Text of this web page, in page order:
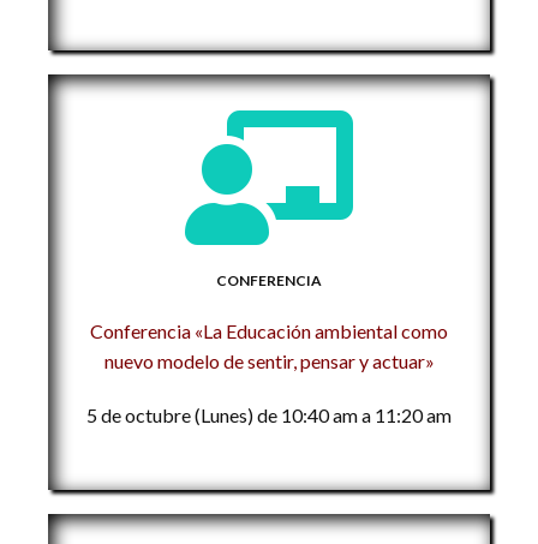
CONFERENCIA
Conferencia «La Educación ambiental como
nuevo modelo de sentir, pensar y actuar»
5 de octubre (Lunes) de 10:40 am a 11:20 am